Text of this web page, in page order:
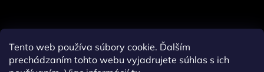
Tento web používa súbory cookie. Ďalším
prechádzaním tohto webu vyjadrujete súhlas s ich